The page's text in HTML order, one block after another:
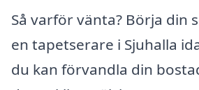
Så varför vänta? Börja din
en tapetserare i Sjuhalla
du kan förvandla din